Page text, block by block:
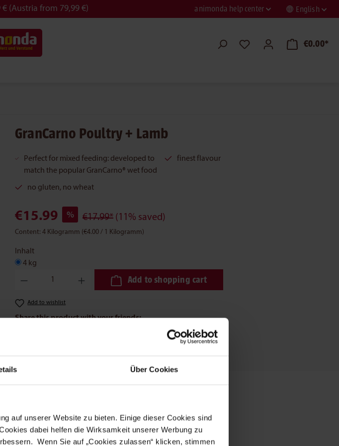
Über Cookies
auf unserer Website zu bieten. Einige dieser Cookies sind
dabei helfen die Wirksamkeit unserer Werbung zu
Wenn Sie auf „Cookies zulassen“ klicken, stimmen
(Austria from 79,99 €) animonda help center English
€0.00*
GranCarno Poultry + Lamb
Perfect for mixed feeding: developed to
match the popular GranCarno® wet food
finest flavour
no gluten, no wheat
€15.99 % €17.99* (11% saved)
Content: 4 Kilogramm (€4.00 / 1 Kilogramm)
Inhalt
4 kg
Product Quantity: Enter the desired amount or use the buttons to increase or decrease the quantity.
Add to shopping cart
Add to wishlist
Share this product with your friends:
GranCarno® Adult dry food
food is rich in fresh poultry meat